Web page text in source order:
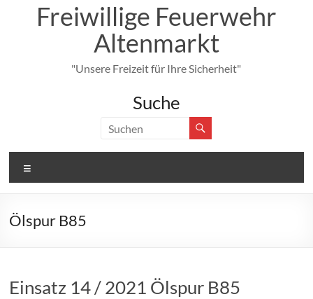
Freiwillige Feuerwehr
Altenmarkt
"Unsere Freizeit für Ihre Sicherheit"
Suche
Ölspur B85
Einsatz 14 / 2021 Ölspur B85